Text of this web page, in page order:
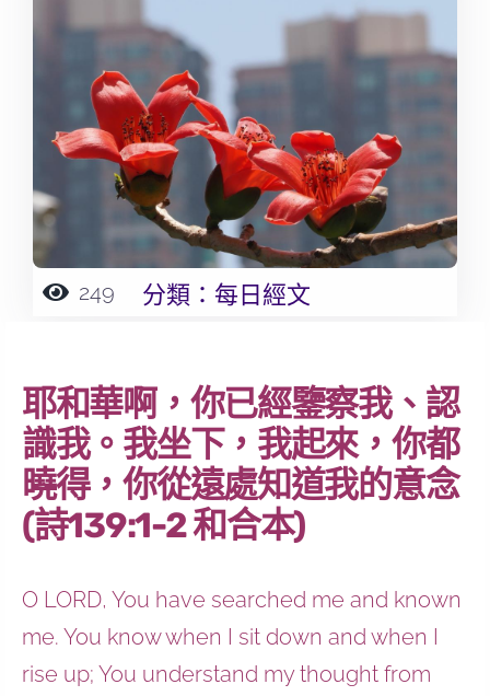
249 分類： 每日經文
耶和華啊，你已經鑒察我、認
識我。我坐下，我起來，你都
曉得，你從遠處知道我的意念
(詩139:1-2 和合本)
O LORD, You have searched me and known
me. You know when I sit down and when I
rise up; You understand my thought from